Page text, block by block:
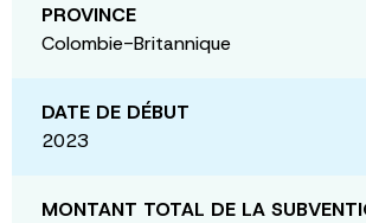
PROVINCE
Colombie-Britannique
DATE DE DÉBUT
2023
MONTANT TOTAL DE LA